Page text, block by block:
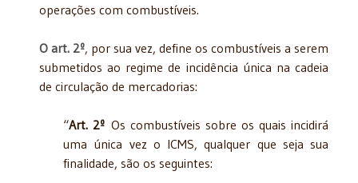
operações com combustíveis.
O art. 2º, por sua vez, define os combustíveis a serem
submetidos ao regime de incidência única na cadeia
de circulação de mercadorias:
“Art. 2º Os combustíveis sobre os quais incidirá
uma única vez o ICMS, qualquer que seja sua
finalidade, são os seguintes: